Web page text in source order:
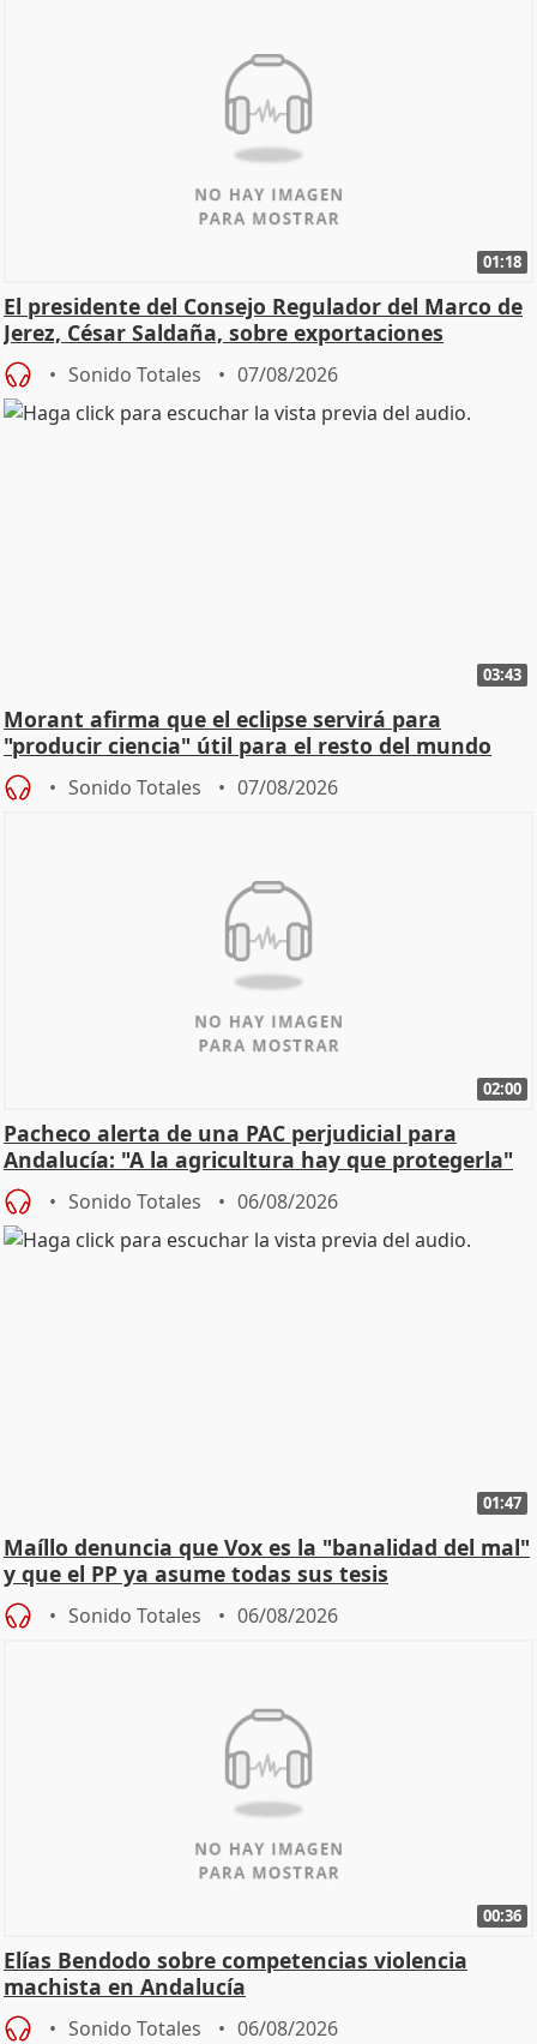
01:18
El presidente del Consejo Regulador del Marco de
Jerez, César Saldaña, sobre exportaciones
Sonido Totales 07/08/2026
03:43
Morant afirma que el eclipse servirá para
"producir ciencia" útil para el resto del mundo
Sonido Totales 07/08/2026
02:00
Pacheco alerta de una PAC perjudicial para
Andalucía: "A la agricultura hay que protegerla"
Sonido Totales 06/08/2026
01:47
Maíllo denuncia que Vox es la "banalidad del mal"
y que el PP ya asume todas sus tesis
Sonido Totales 06/08/2026
00:36
Elías Bendodo sobre competencias violencia
machista en Andalucía
Sonido Totales 06/08/2026